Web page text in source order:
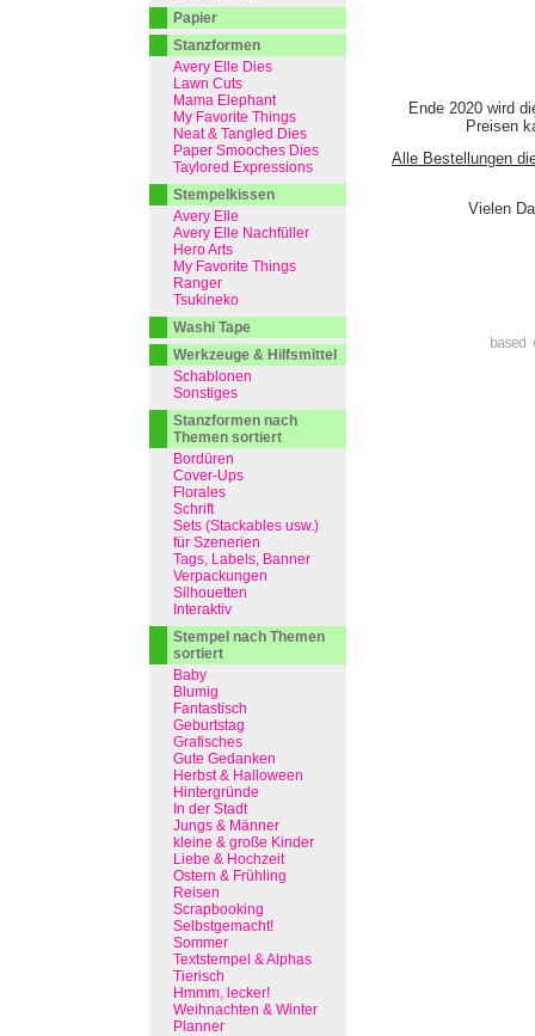
Ende 2020 wird
Preisen
Alle Bestellungen
Vielen
Papier
Stanzformen
Avery Elle Dies
Lawn Cuts
Mama Elephant
My Favorite Things
Neat & Tangled Dies
Paper Smooches Dies
Taylored Expressions
Stempelkissen
Avery Elle
Avery Elle Nachfüller
Hero Arts
My Favorite Things
Ranger
Tsukineko
Washi Tape
Werkzeuge & Hilfsmittel
Schablonen
Sonstiges
Stanzformen nach
Themen sortiert
Bordüren
Cover-Ups
Florales
Schrift
Sets (Stackables usw.)
für Szenerien
Tags, Labels, Banner
Verpackungen
Silhouetten
Interaktiv
Stempel nach Themen
sortiert
Baby
Blumig
Fantastisch
Geburtstag
Grafisches
Gute Gedanken
Herbst & Halloween
Hintergründe
In der Stadt
Jungs & Männer
kleine & große Kinder
Liebe & Hochzeit
Ostern & Frühling
Reisen
Scrapbooking
Selbstgemacht!
Sommer
Textstempel & Alphas
Tierisch
Hmmm, lecker!
Weihnachten & Winter
Planner